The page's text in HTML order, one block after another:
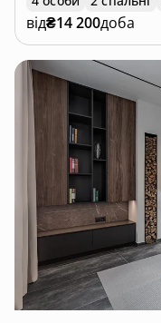
від₴14 200доба